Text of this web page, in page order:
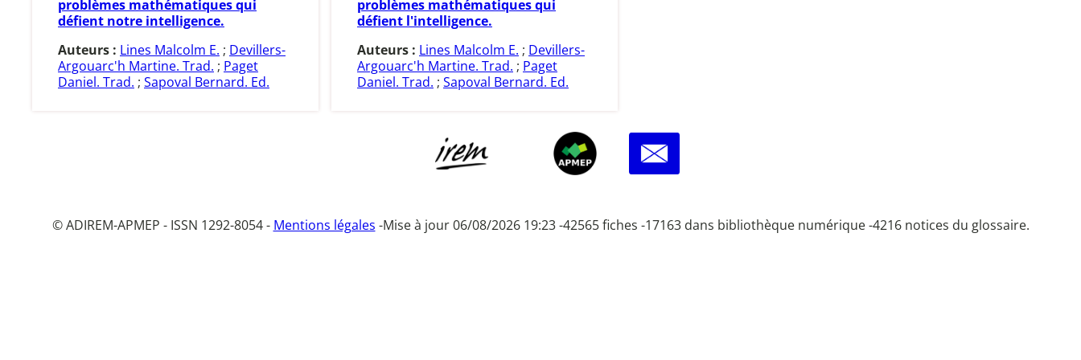
problèmes mathématiques qui
défient notre intelligence.
Auteurs : Lines Malcolm E. ; Devillers-
Argouarc'h Martine. Trad. ; Paget
Daniel. Trad. ; Sapoval Bernard. Ed.
problèmes mathématiques qui
défient l'intelligence.
Auteurs : Lines Malcolm E. ; Devillers-
Argouarc'h Martine. Trad. ; Paget
Daniel. Trad. ; Sapoval Bernard. Ed.
© ADIREM-APMEP - ISSN 1292-8054 - Mentions légales -Mise à jour 06/08/2026 19:23 -42565 fiches -17163 dans bibliothèque numérique -4216 notices du glossaire.